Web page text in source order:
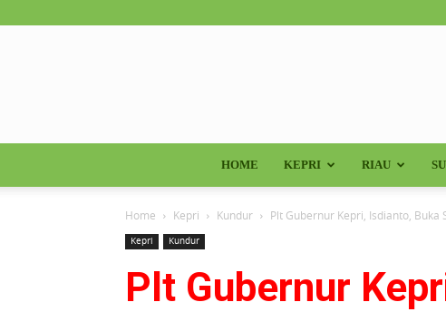
HOME KEPRI RIAU
Home Kepri Kundur Plt Gubernur Kepri, Isdianto, Buka
Kepri Kundur
Plt Gubernur